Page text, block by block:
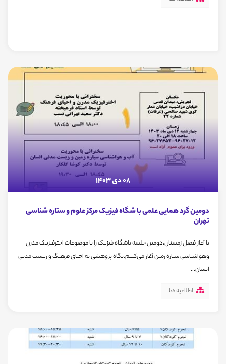
08 دی 1403
دومین گرد همایی علمی با شگاه فیزیک مرکز علوم و ستاره شناسی
تهران
با آغاز فصل زمستان،دومین جلسه باشگاه فیزیک را با موضوعات اخترفیزیک مدرن
وهواشناسی سیاره زمین آغاز می‌کنیم.نگاه پژوهشی به احیای فرهنگ و زیست مدنی
انسان...
اطلاعیه ها